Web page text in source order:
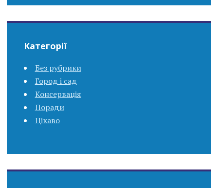
Категорії
Без рубрики
Город і сад
Консервація
Поради
Цікаво